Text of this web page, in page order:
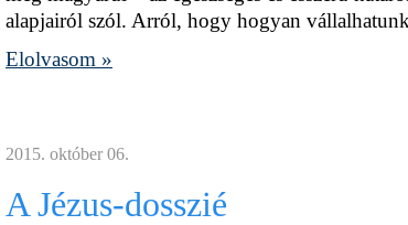
alapjairól szól. Arról, hogy hogyan
Elolvasom »
2015. október 06.
A Jézus-dosszié